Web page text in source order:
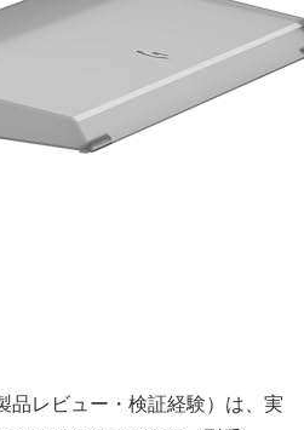
品レビュー・検証経験）は、実